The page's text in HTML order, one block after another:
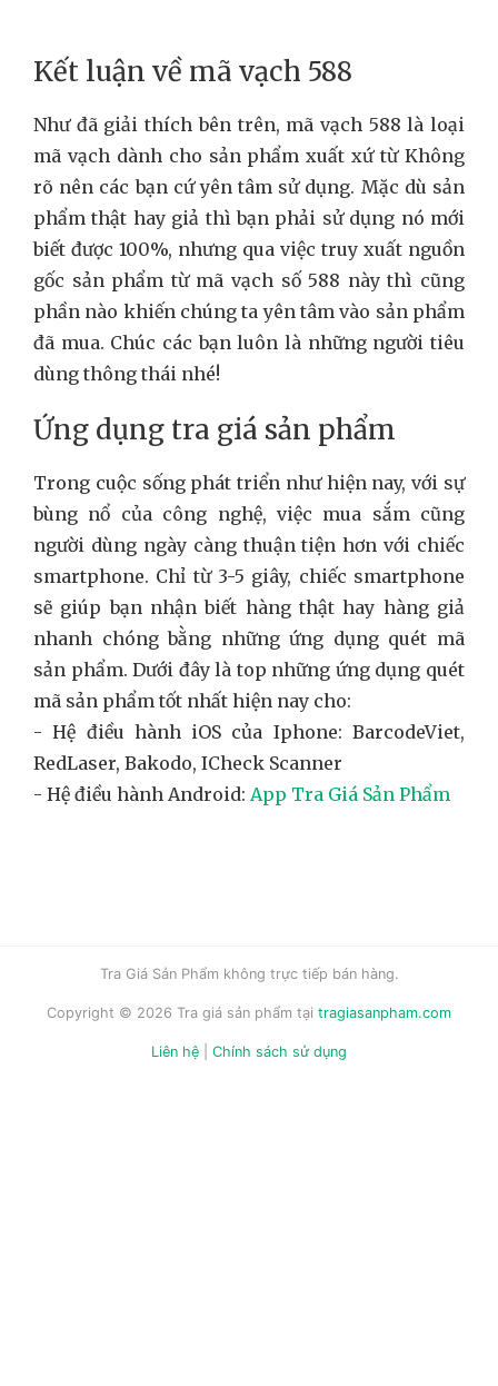
Kết luận về mã vạch 588
Như đã giải thích bên trên, mã vạch 588 là loại
mã vạch dành cho sản phẩm xuất xứ từ Không
rõ nên các bạn cứ yên tâm sử dụng. Mặc dù sản
phẩm thật hay giả thì bạn phải sử dụng nó mới
biết được 100%, nhưng qua việc truy xuất nguồn
gốc sản phẩm từ mã vạch số 588 này thì cũng
phần nào khiến chúng ta yên tâm vào sản phẩm
đã mua. Chúc các bạn luôn là những người tiêu
dùng thông thái nhé!
Ứng dụng tra giá sản phẩm
Trong cuộc sống phát triển như hiện nay, với sự
bùng nổ của công nghệ, việc mua sắm cũng
người dùng ngày càng thuận tiện hơn với chiếc
smartphone. Chỉ từ 3-5 giây, chiếc smartphone
sẽ giúp bạn nhận biết hàng thật hay hàng giả
nhanh chóng bằng những ứng dụng quét mã
sản phẩm. Dưới đây là top những ứng dụng quét
mã sản phẩm tốt nhất hiện nay cho:
- Hệ điều hành iOS của Iphone: BarcodeViet,
RedLaser, Bakodo, ICheck Scanner
- Hệ điều hành Android: App Tra Giá Sản Phẩm
Tra Giá Sản Phẩm không trực tiếp bán hàng.
Copyright © 2026 Tra giá sản phẩm tại tragiasanpham.com
Liên hệ Chính sách sử dụng